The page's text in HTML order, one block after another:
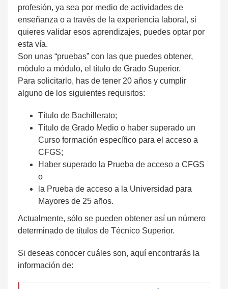
profesión, ya sea por medio de actividades de
enseñanza o a través de la experiencia laboral, si
quieres validar esos aprendizajes, puedes optar por
esta vía.
Son unas “pruebas” con las que puedes obtener,
módulo a módulo, el título de Grado Superior.
Para solicitarlo, has de tener 20 años y cumplir
alguno de los siguientes requisitos:
Título de Bachillerato;
Título de Grado Medio o haber superado un
Curso formación específico para el acceso a
CFGS;
Haber superado la Prueba de acceso a CFGS
o
la Prueba de acceso a la Universidad para
Mayores de 25 años.
Actualmente, sólo se pueden obtener así un número
determinado de títulos de Técnico Superior.
Si deseas conocer cuáles son, aquí encontrarás la
información de: